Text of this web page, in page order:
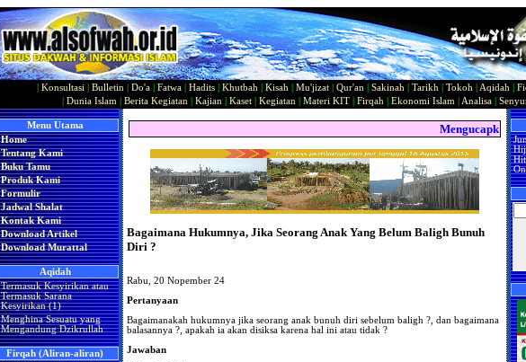
Konsultasi Bulletin Do'a Fatwa Hadits Khutbah Kisah Mu'jizat Qur'an Sakinah Tarikh Tokoh Aqidah
Dunia Islam Berita Kegiatan Kajian Kaset| Kegiatan Materi KIT| Firqah Ekonomi Islam Analisa|
Menu Utama
Home
Tentang Kami
Buku Tamu
Produk Kami
Formulir
Jadwal Shalat
Kontak Kami
Download Artikel
Download Murattal
Aqidah
Termasuk Kesyirikan atau
Termasuk Sarana
Kesyirikan (1)
Menghina Sesuatu yang
Mengandung Dzikrullah
Firqah (Aliran-aliran)
Mengucapkan
Bagaimana Hukumnya, Jika Seorang Anak Yang Belum Baligh Bunuh
Diri ?
Rabu, 20 Nopember 24
Pertanyaan
Bagaimanakah hukumnya jika seorang anak bunuh diri sebelum baligh ?, dan bagaimana
balasannya ?, apakah ia akan disiksa karena hal ini atau tidak ?
Jawaban